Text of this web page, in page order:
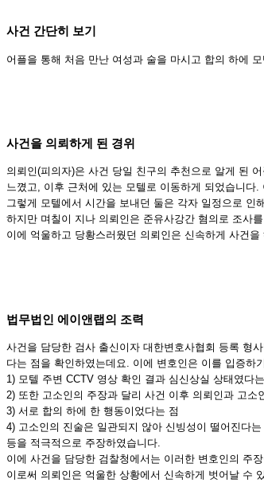
사건 간단히 보기
어플을 통해 처음 만난 여성과 술을 마시고 합의 하에
사건을 의뢰하게 된 경위
의뢰인(피의자)은 사건 당일 친구의 추천으로 알게 된
느꼈고, 이후 근처에 있는 모텔로 이동하게 되었습니다
그렇게 모텔에서 시간을 보내던 둘은 각자 일정으로 인
하지만 며칠이 지나 의뢰인은 준유사강간 혐의로 조사
이에 억울하고 당황스러웠던 의뢰인은 신속하게 사건
법무법인 에이앤랩의 조력
사건을 담당한 검사 출신이자 대한변호사협회 등록 형
다는 점을 확인하였는데요. 이에 변호인은 이를 입증
1) 모텔 주변 CCTV 영상 확인 결과 심신상실 상태였다
2) 또한 고소인의 주장과 달리 사건 이후 의뢰인과 고
3) 서로 합의 하에 한 행동이었다는 점
4) 고소인의 진술은 일관되지 않아 신빙성이 떨어진다는
등을 적극적으로 주장하였습니다.
이에 사건을 담당한 검찰청에서는 이러한 변호인의 주
이로써 의뢰인은 억울한 상황에서 신속하게 벗어날 수